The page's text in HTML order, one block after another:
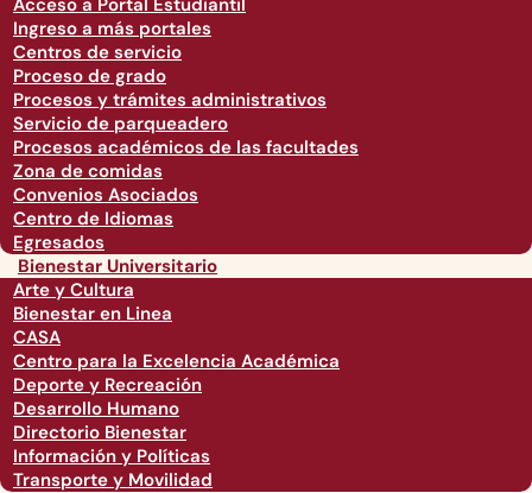
Acceso a Portal Estudiantil
Ingreso a más portales
Centros de servicio
Proceso de grado
Procesos y trámites administrativos
Servicio de parqueadero
Procesos académicos de las facultades
Zona de comidas
Convenios Asociados
Centro de Idiomas
Egresados
Bienestar Universitario
Arte y Cultura
Bienestar en Linea
CASA
Centro para la Excelencia Académica
Deporte y Recreación
Desarrollo Humano
Directorio Bienestar
Información y Políticas
Transporte y Movilidad